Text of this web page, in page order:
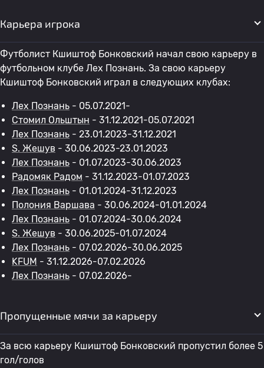
Карьера игрока
Футболист Кшиштоф Бонковский начал свою карьеру в
футбольном клубе Лех Познань. За свою карьеру
Кшиштоф Бонковский играл в следующих клубах:
Лех Познань - 05.07.2021-
Стомил Ольштын - 31.12.2021-05.07.2021
Лех Познань - 23.01.2023-31.12.2021
S. Жешув - 30.06.2023-23.01.2023
Лех Познань - 01.07.2023-30.06.2023
Радомяк Радом - 31.12.2023-01.07.2023
Лех Познань - 01.01.2024-31.12.2023
Полония Варшава - 30.06.2024-01.01.2024
Лех Познань - 01.07.2024-30.06.2024
S. Жешув - 30.06.2025-01.07.2024
Лех Познань - 07.02.2026-30.06.2025
KFUM - 31.12.2026-07.02.2026
Лех Познань - 07.02.2026-
Пропущенные мячи за карьеру
За всю карьеру Кшиштоф Бонковский пропустил более 5
гол/голов